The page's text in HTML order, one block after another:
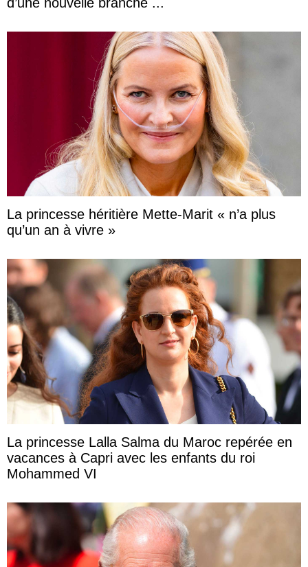
La princesse héritière Mette-Marit « n’a plus
qu’un an à vivre »
La princesse Lalla Salma du Maroc repérée en
vacances à Capri avec les enfants du roi
Mohammed VI